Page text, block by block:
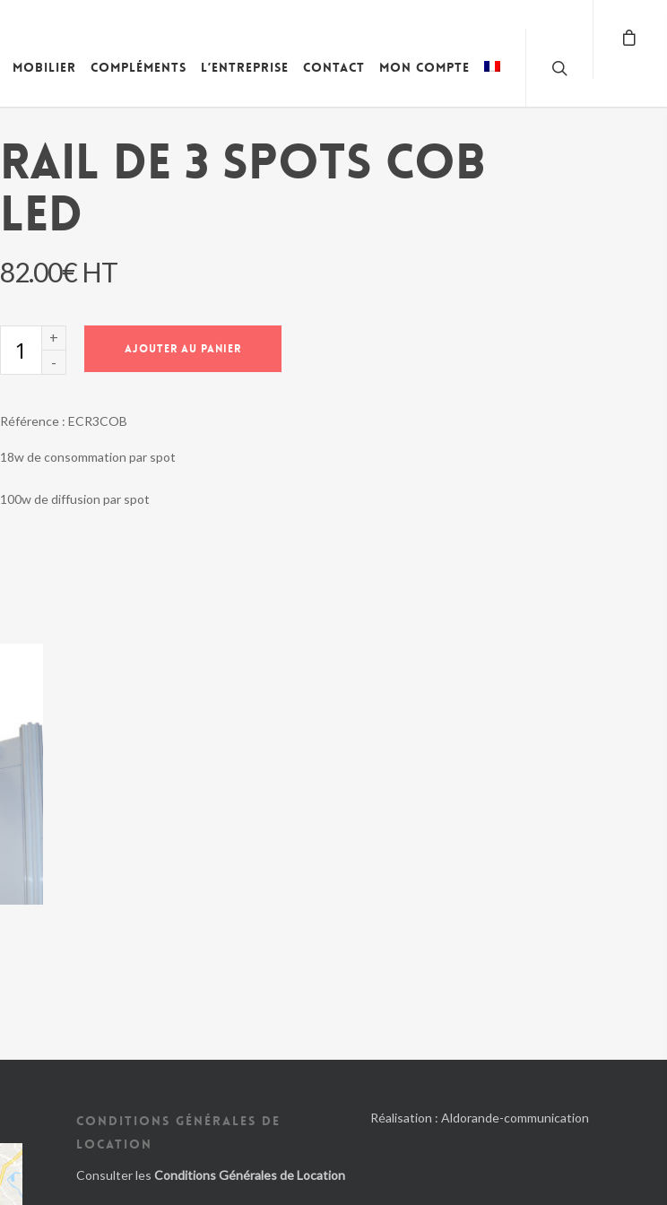
Mobilier Compléments L’entreprise Contact Mon compte
RAIL DE 3 SPOTS COB
LED
82.00€ HT
SPOTS
LED
AJOUTER AU PANIER
Référence : ECR3COB
18w de consommation par spot
100w de diffusion par spot
CONDITIONS GÉNÉRALES DE
LOCATION
Consulter les Conditions Générales de Location
Réalisation :Aldorande-communication